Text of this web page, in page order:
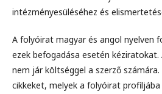
intézményesüléséhez és
A folyóirat magyar és angol nyelven
ezek befogadása esetén kéziratokat.
nem jár költséggel a szerző
cikkeket, melyek a folyóirat